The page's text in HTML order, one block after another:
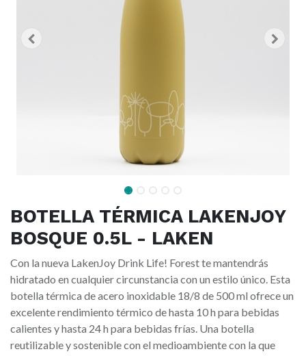
BOTELLA TÉRMICA LAKENJOY
BOSQUE 0.5L - LAKEN
Con la nueva LakenJoy Drink Life! Forest te mantendrás
hidratado en cualquier circunstancia con un estilo único. Esta
botella térmica de acero inoxidable 18/8 de 500 ml ofrece un
excelente rendimiento térmico de hasta 10 h para bebidas
calientes y hasta 24 h para bebidas frías. Una botella
reutilizable y sostenible con el medioambiente con la que